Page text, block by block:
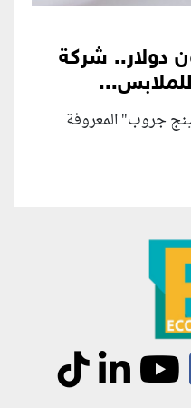
117 مليون دولار.. شركة
جروب" المعروفة